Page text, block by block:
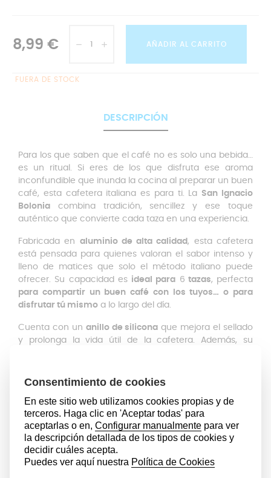
8,99 € AÑADIR AL CARRITO
FUERA DE STOCK
DESCRIPCIÓN
Para los que saben que el café no es solo una bebida…
es un ritual. Si eres de los que disfruta ese aroma
inconfundible que inunda la cocina al preparar un buen
café, esta cafetera italiana es para ti. La San Ignacio
Bolonia combina tradición, sencillez y ese toque
auténtico que convierte cada taza en una experiencia.
Fabricada en aluminio de alta calidad, esta cafetera
está pensada para quienes valoran el sabor intenso y
lleno de matices que solo el método italiano puede
ofrecer. Su capacidad es ideal para 6 tazas, perfecta
para compartir un buen café con los tuyos… o para
disfrutar tú mismo a lo largo del día.
Cuenta con un anillo de silicona que mejora el sellado
y prolonga la vida útil de la cafetera. Además, su
para que puedas manipularla con total seguridad.
Esta cafetera estáfabricada en España, lo que
garantiza un alto estándar de calidad en los acabados.
Es apta para cocinas de gas, eléctricas y
vitrocerámicas (pero no es compatible con inducción),
y su diseño facilita tanto el uso diario como la limpieza
manual.